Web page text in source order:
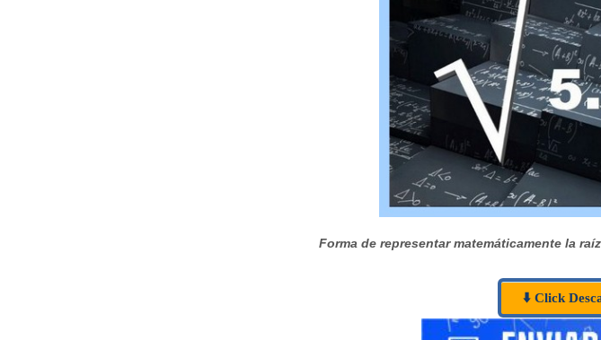
Forma de representar matemáticamente la
⬇️ Click